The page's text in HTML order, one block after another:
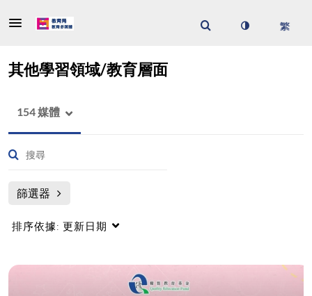
其他學習領域/教育層面
154 媒體
篩選器
排序依據: 更新日期